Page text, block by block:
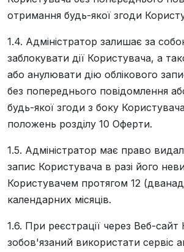
отримання будь-якої згоди
1.4. Адміністратор залишає за
заблокувати дії Користувача, а
або анулювати дію облікового
без попереднього повідомлення
будь-якої згоди з боку
положень розділу 10 Оферти.
1.5. Адміністратор має право
запис Користувача в разі його
Користувачем протягом 12
календарних місяців.
1.6. При реєстрації через Веб-сайт
зобов'язаний використати сервіс